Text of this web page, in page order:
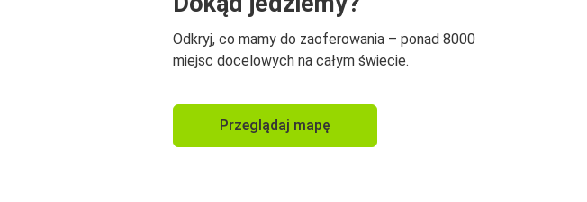
Odkryj, co mamy do zaoferowania – ponad 8000
miejsc docelowych na całym świecie.
Przeglądaj mapę